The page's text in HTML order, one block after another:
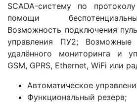
SCADA-систему по
помощи
Возможность подключения
управления ПУ2;
удалённого мониторинга и
GSM, GPRS, Ethernet, WiFi или
Автоматическое
Функциональный резерв;